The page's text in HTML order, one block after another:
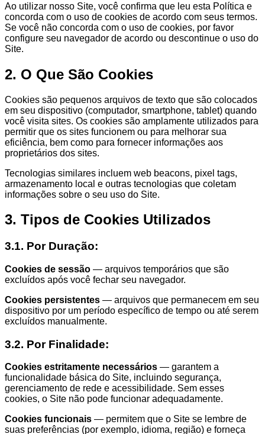
Ao utilizar nosso Site, você confirma que leu esta Política e
concorda com o uso de cookies de acordo com seus termos.
Se você não concorda com o uso de cookies, por favor
configure seu navegador de acordo ou descontinue o uso do
Site.
2. O Que São Cookies
Cookies são pequenos arquivos de texto que são colocados
em seu dispositivo (computador, smartphone, tablet) quando
você visita sites. Os cookies são amplamente utilizados para
permitir que os sites funcionem ou para melhorar sua
eficiência, bem como para fornecer informações aos
proprietários dos sites.
Tecnologias similares incluem web beacons, pixel tags,
armazenamento local e outras tecnologias que coletam
informações sobre o seu uso do Site.
3. Tipos de Cookies Utilizados
3.1. Por Duração:
Cookies de sessão — arquivos temporários que são
excluídos após você fechar seu navegador.
Cookies persistentes — arquivos que permanecem em seu
dispositivo por um período específico de tempo ou até serem
excluídos manualmente.
3.2. Por Finalidade:
Cookies estritamente necessários — garantem a
funcionalidade básica do Site, incluindo segurança,
gerenciamento de rede e acessibilidade. Sem esses
cookies, o Site não pode funcionar adequadamente.
Cookies funcionais — permitem que o Site se lembre de
suas preferências (por exemplo, idioma, região) e forneça